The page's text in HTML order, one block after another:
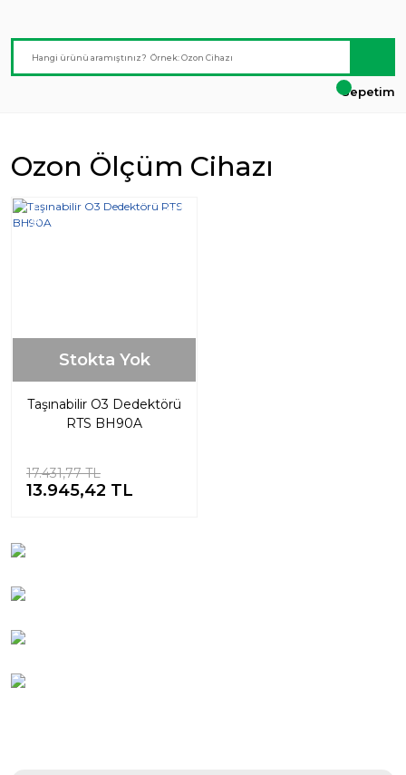
Sepetim
Ozon Ölçüm Cihazı
Yeni
Stokta Yok
Taşınabilir O3 Dedektörü
RTS BH90A
17.431,77 TL
13.945,42 TL
%20